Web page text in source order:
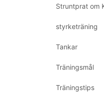
Struntprat om
styrketräning
Tankar
Träningsmål
Träningstips